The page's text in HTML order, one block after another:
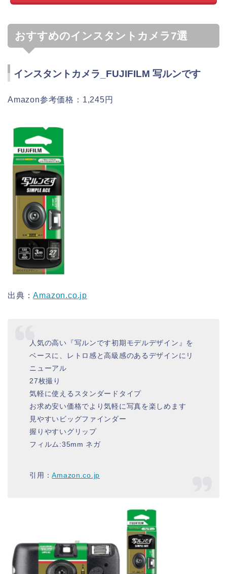
おすすめのインスタントカメラ7選
インスタントカメラ_FUJIFILM 写ルンです
Amazon参考価格：1,245円
出典：Amazon.co.jp
人気の高い『写ルンです初期モデルデザイン』を
ベースに、レトロ感と高級感のあるデザインにリ
ニューアル
27枚撮り
気軽に使えるスタンダードタイプ
お求め安い価格でより気軽に写真を楽しめます
見やすいビッグファインダー
握りやすいグリップ
フィルム:35mm ネガ
引用：Amazon.co.jp